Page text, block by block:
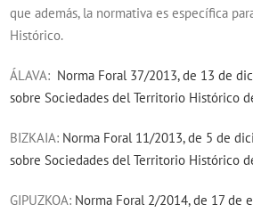
que además, la normativa es específica
Histórico.
ÁLAVA: Norma Foral 37/2013, de 13 de
sobre Sociedades del Territorio Histórico
BIZKAIA: Norma Foral 11/2013, de 5 de
sobre Sociedades del Territorio Histórico
GIPUZKOA: Norma Foral 2/2014, de 17 de